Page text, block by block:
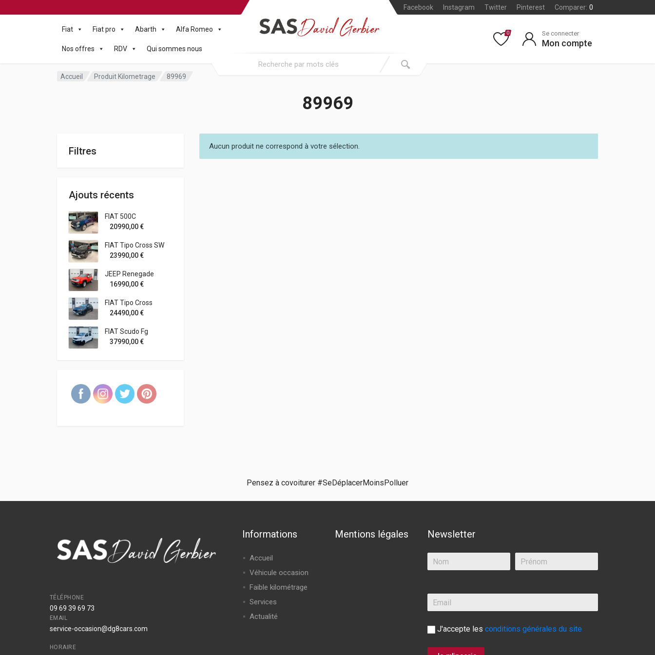
Facebook Instagram Twitter Pinterest Comparer: 0
Fiat Fiat pro Abarth Alfa Romeo
Nos offres RDV Qui sommes nous
0 Se connecter
Mon compte
Accueil Produit Kilometrage 89969
89969
Filtres
Ajouts récents
FIAT 500C
20990,00€
FIAT Tipo Cross SW
23990,00€
JEEP Renegade
16990,00€
FIAT Tipo Cross
24490,00€
FIAT Scudo Fg
37990,00€
Aucun produit ne correspond à votre sélection.
Pensez à covoiturer #SeDéplacerMoinsPolluer
TÉLÉPHONE
09 69 39 69 73
EMAIL
service-occasion@dg8cars.com
HORAIRE
Informations
Accueil
Véhicule occasion
Faible kilométrage
Services
Actualité
Mentions légales Newsletter
J'accepte les conditions générales du site